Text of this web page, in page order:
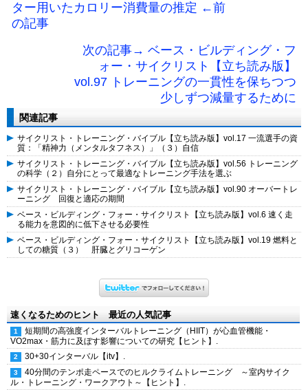
ター用いたカロリー消費量の推定 ←前
の記事
次の記事→ ベース・ビルディング・フ
ォー・サイクリスト【立ち読み版】
vol.97 トレーニングの一貫性を保ちつつ
少しずつ減量するために
関連記事
サイクリスト・トレーニング・バイブル【立ち読み版】vol.17 一流選手の資
質：「精神力（メンタルタフネス）」（３）自信
サイクリスト・トレーニング・バイブル【立ち読み版】vol.56 トレーニング
の科学（２）自分にとって最適なトレーニング手法を選ぶ
サイクリスト・トレーニング・バイブル【立ち読み版】vol.90 オーバートレ
ーニング 回復と適応の期間
ベース・ビルディング・フォー・サイクリスト【立ち読み版】vol.6 速く走
る能力を意図的に低下させる必要性
ベース・ビルディング・フォー・サイクリスト【立ち読み版】vol.19 燃料と
しての糖質（３） 肝臓とグリコーゲン
速くなるためのヒント 最近の人気記事
短期間の高強度インターバルトレーニング（HIIT）が心血管機能・
VO2max・筋力に及ぼす影響についての研究【ヒント】.
30+30インターバル【itv】.
40分間のテンポ走ペースでのヒルクライムトレーニング ～室内サイク
ル・トレーニング・ワークアウト～【ヒント】.